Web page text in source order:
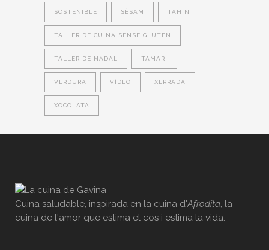
SOSTENIBLE SÈSAM TAHIN
TALLER DE CUINA SENSE GLUTEN
TALLER DE NADAL TAMARI
VERDURA VÍDEO XERRADA
XOCOLATA
Cuina saludable, inspirada en la cuina d'Afrodita, la
cuina de l'amor que estima el cos i estima la vida.